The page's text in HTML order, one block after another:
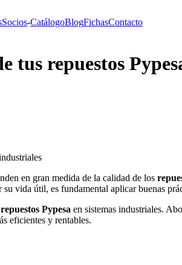
Socios-CatálogoBlogFichasContacto
tus repuestos
en gran medida de la calidad de los
vida útil, es fundamental aplicar buenas
repuestos Pypesa en sistemas industriales.
eficientes y rentables.